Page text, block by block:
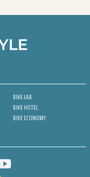
BIKE LAB
BIKE HOTEL
BIKE ECONOMY